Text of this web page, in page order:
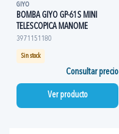
GIYO
BOMBA GIYO GP-61S MINI
TELESCOPICA MANOME
3971151180
Sin stock
Consultar precio
Ver producto